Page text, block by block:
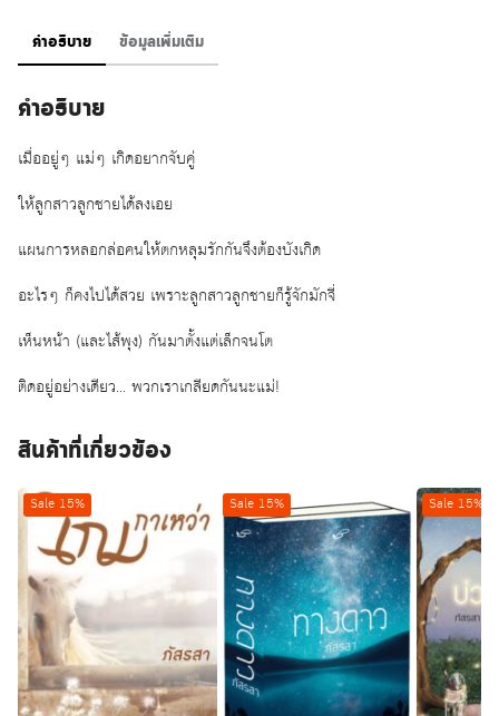
คำอธิบาย ข้อมูลเพิ่มเติม
คำอธิบาย
เมื่ออยู่ๆ แม่ๆ เกิดอยากจับคู่
ให้ลูกสาวลูกชายได้ลงเอย
แผนการหลอกล่อคนให้ตกหลุมรักกันจึงต้องบังเกิด
อะไรๆ ก็คงไปได้สวย เพราะลูกสาวลูกชายก็รู้จักมักจี่
เห็นหน้า (และไส้พุง) กันมาตั้งแต่เล็กจนโต
ติดอยู่อย่างเดียว… พวกเราเกลียดกันนะแม่!
สินค้าที่เกี่ยวข้อง
Sale 15% Sale 15% Sale 15%